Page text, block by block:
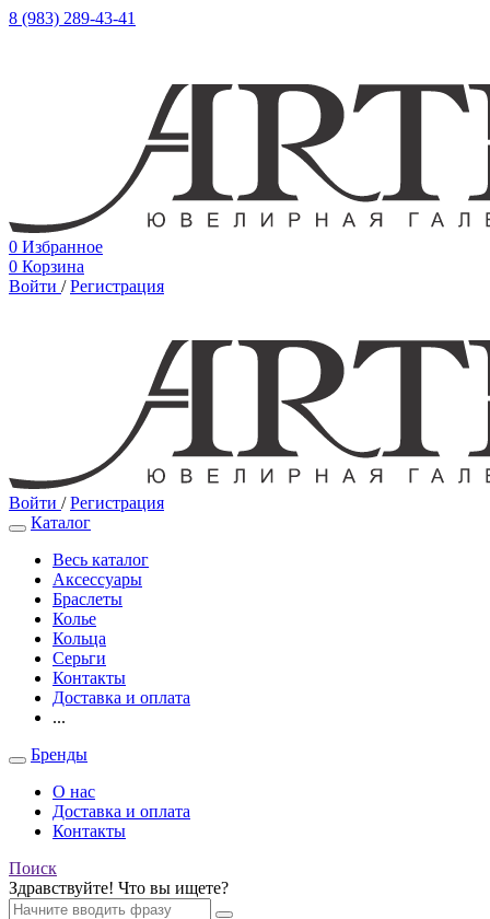
8 (983) 289-43-41
0 Избранное
0 Корзина
Войти / Регистрация
Войти / Регистрация
Каталог
Весь каталог
Аксессуары
Браслеты
Колье
Кольца
Серьги
Контакты
Доставка и оплата
...
Бренды
О нас
Доставка и оплата
Контакты
Поиск
Здравствуйте! Что вы ищете?